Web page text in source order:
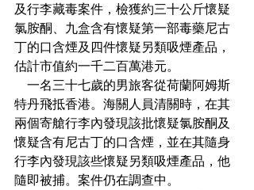
及行李藏毒案件，檢獲約三十公斤懷疑
氯胺酮、九盒含有懷疑第一部毒藥尼古
丁的口含煙及四件懷疑另類吸煙產品，
估計市值約一千二百萬港元。
一名三十七歲的男旅客從荷蘭阿姆斯
特丹飛抵香港。海關人員清關時，在其
兩個寄艙行李內發現該批懷疑氯胺酮及
懷疑含有尼古丁的口含煙，並在其隨身
行李內發現該些懷疑另類吸煙產品，他
隨即被捕。案件仍在調查中。